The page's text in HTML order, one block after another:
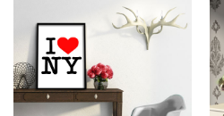
wiele
wariantów.
Opcje
można
wybrać